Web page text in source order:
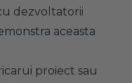
dezvoltatorii
aceasta
proiect sau